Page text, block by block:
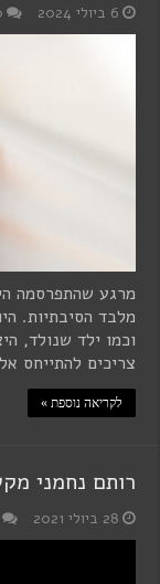
6 ביולי 2024
מרגע שהתפרסמה
מלבד הסיבתיות.
וכמו ילד שנולד,
צריכים להתייחס
לקריאה נוספת »
רותם נחמני
28 ביולי 2021